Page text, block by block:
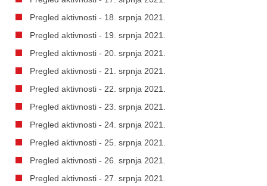
Pregled aktivnosti - 18. srpnja 2021.
Pregled aktivnosti - 19. srpnja 2021.
Pregled aktivnosti - 20. srpnja 2021.
Pregled aktivnosti - 21. srpnja 2021.
Pregled aktivnosti - 22. srpnja 2021.
Pregled aktivnosti - 23. srpnja 2021.
Pregled aktivnosti - 24. srpnja 2021.
Pregled aktivnosti - 25. srpnja 2021.
Pregled aktivnosti - 26. srpnja 2021.
Pregled aktivnosti - 27. srpnja 2021.